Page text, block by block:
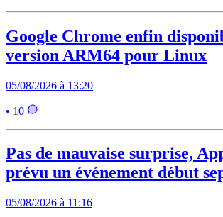
Google Chrome enfin
version ARM64 pour Linux
05/08/2026 à 13:20
• 10
Pas de mauvaise surprise,
prévu un événement début
05/08/2026 à 11:16